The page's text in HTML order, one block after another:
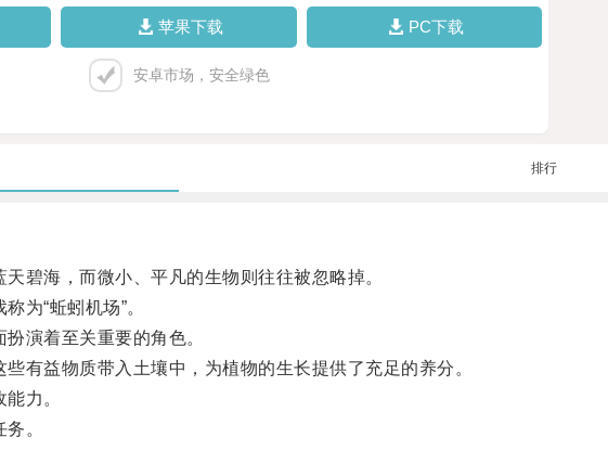
苹果下载 PC下载
安卓市场，安全绿色
排行
海，而微小、平凡的生物则往往被忽略掉。
为“蚯蚓机场”。
演着至关重要的角色。
益物质带入土壤中，为植物的生长提供了充足的养分。
力。
。